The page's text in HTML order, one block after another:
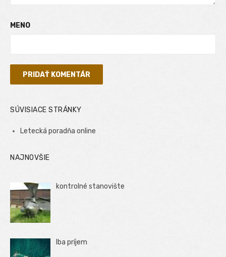
MENO
SÚVISIACE STRÁNKY
Letecká poradňa online
NAJNOVŠIE
kontrolné stanovište
Iba príjem